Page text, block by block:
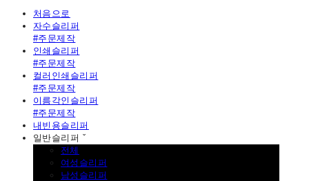
처음으로
자수슬리퍼
#주문제작
인쇄슬리퍼
#주문제작
컬러인쇄슬리퍼
#주문제작
이름각인슬리퍼
#주문제작
내빈용슬리퍼
일반슬리퍼 ˇ
전체
여성슬리퍼
남성슬리퍼